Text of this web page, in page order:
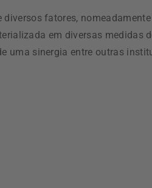
diversos fatores,
em diversas medidas
uma sinergia entre outras